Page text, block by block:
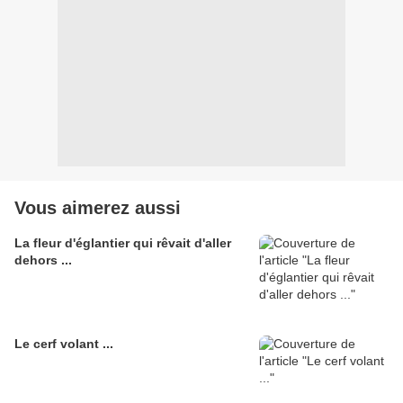
Vous aimerez aussi
La fleur d'églantier qui rêvait d'aller
dehors ...
Le cerf volant ...